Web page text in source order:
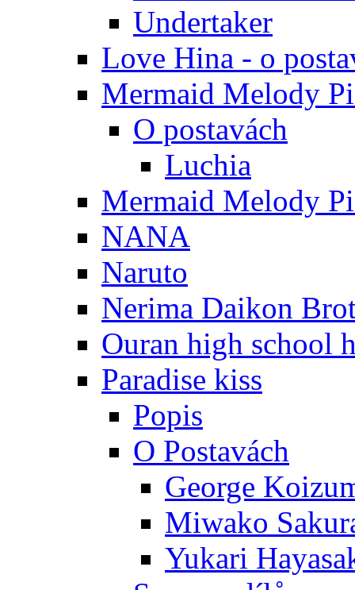
Undertaker
Love Hina - o
Mermaid Melody
O postavách
Luchia
Mermaid Melody
NANA
Naruto
Nerima Daikon
Ouran high school
Paradise kiss
Popis
O Postavách
George
Miwako
Yukari